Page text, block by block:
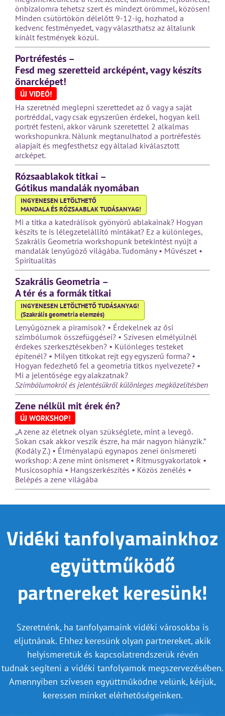
önbizalomra tehetsz szert és mindezt örömmel, közösen!
Minden csütörtökön délelőtt 9-12-ig, hozhatod a
kedvenc festményedet, vagy választhatsz az általunk
kínált festmények közül.
Portréfestés –
Fesd meg szeretteid arcképént, vagy készíts
önarcképet!
ÚJ VIDEÓ!
Ha szeretnéd meglepni szerettedet az ő vagy a saját
portréddal, vagy csak egyszerűen érdekel, hogyan kell
portrét festeni, akkor várunk szeretettel 2 alkalmas
workshopunkra. Nálunk megtanulhatod a portréfestés
alapjait és megfesthetsz egy általad kiválasztott
arcképet.
Rózsaablakok titkai –
Gótikus mandalák nyomában
INGYENESEN LETÖLTHETŐ
MANDALA ÉS RÓZSAABLAK TUDÁSANYAG!
Mi a titka a katedrálisok gyönyörű ablakainak? Hogyan
készíts te is lélegzetelállító mintákat? Ez a különleges,
Szakrális Geometria workshopunk betekintést nyújt a
mandalák lenyűgöző világába. Tudomány • Művészet •
Spiritualitás
Szakrális Geometria –
A tér és a formák titkai
INGYENESEN LETÖLTHETŐ TUDÁSANYAG!
(Szakrális geometria elemzés)
Lenyűgöznek a piramisok? • Érdekelnek az ősi
szimbólumok összefüggései? • Szívesen elmélyülnél
érdekes szerkesztésekben? • Különleges testeket
építenél? • Milyen titkokat rejt egy egyszerű forma? •
Hogyan fedezhető fel a geometria titkos nyelvezete? •
Mi a jelentősége egy alakzatnak?
Szimbólumokról és jelentésükről különleges megközelítésben
Zene nélkül mit érek én?
ÚJ WORKSHOP!
„A zene az életnek olyan szükséglete, mint a levegő.
Sokan csak akkor veszik észre, ha már nagyon hiányzik.”
(Kodály Z.) • Élményalapú egynapos zenei önismereti
workshop: A zene mint önismeret • Ritmusgyakorlatok •
Musicosophia • Hangszerkészítés • Közös zenélés •
Belépés a zene világába
Vidéki tanfolyamainkhoz
együttműködő
partnereket keresünk!
Szeretnénk, ha tanfolyamaink vidéki városokba is
eljutnának. Ehhez keresünk olyan partnereket, akik
helyismeretük és kapcsolatrendszerük révén
tudnak segíteni a vidéki tanfolyamok megszervezésében.
Amennyiben szívesen együttműködne velünk, kérjük,
keressen minket elérhetőségeinken.